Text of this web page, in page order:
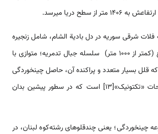
متر از سطح دریا می­رسد.
فلات شرقی سوریه در دل بادیة الشام، شامل زنجیره
ناپیوسته­ و کم ارتفاع (کمتر از 1000 متر) سلسله جبال تدمریه؛ متوازی با
قلل بسیار متعدد و پراکنده آن، حاصل چین­خوردگی
زمین براثر فشار صفحات «تکتونیک»[13] است که در سطور پیشین بدان
چین­خوردگی؛ یعنی چندقلوهای رشته‌کوه لبنان، در